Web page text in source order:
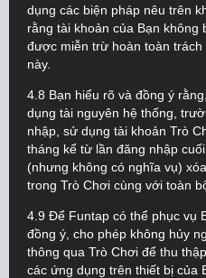
dụng các biện pháp nêu trên
rằng tài khoản của Bạn không
được miễn trừ hoàn toàn
này.
4.8 Bạn hiểu rõ và đồng ý
dụng tài nguyên hệ thống,
nhập, sử dụng tài khoản Trò
tháng kể từ lần đăng nhập
(nhưng không có nghĩa vụ)
trong Trò Chơi cùng với toàn
4.9 Để Funtap có thể phục vụ
đồng ý, cho phép không hủy
thông qua Trò Chơi để thu
các ứng dụng trên thiết bị của